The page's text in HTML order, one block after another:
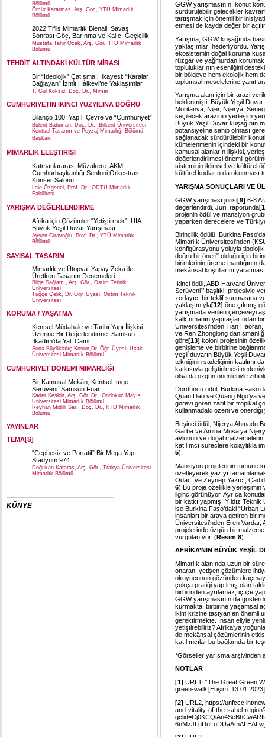
Bölümü
Ömür Kararmaz, Arş. Gör., YTÜ Mimarlık
Bölümü
2022 Tiflis Mimarlık Bienali: Savaş
Sonrası Göç, Barınma ve Kalıcı Geçicilik
Mustafa Tahir Ocak, Arş. Gör., İTÜ Mimarlık
Bölümü
TEHDİT ALTINDAKİ KÜLTÜR MİRASI
Bir “İdeolojik” Çatışma Hikayesi: “Karalar
Bağlayan” İzmit Halkevi’ne Yaklaşımlar
T. Gül Köksal, Doç. Dr., Mimar
CUMHURİYETİN İKİNCİ YÜZYILINA DOĞRU
Bilanço 100: Yapılı Çevre ve “Cumhuriyet”
Bülent Batuman, Doç. Dr., Bilkent Üniversitesi
Kentsel Tasarım ve Peyzaj Mimarlığı Bölümü
Başkanı
MİMARLIK ELEŞTİRİSİ
Katmanlararası Müzakere: AKM
Cumhurbaşkanlığı Senfoni Orkestrası
Konser Salonu
Lale Özgenel, Prof. Dr., ODTÜ Mimarlık
Fakültesi
YARIŞMA DEĞERLENDİRME
Afrika için Çözümler “Yetiştirmek”: UIA
Büyük Yeşil Duvar Yarışması
Ayşen Ciravoğlu, Prof. Dr., YTÜ Mimarlık
Bölümü
SAYISAL TASARIM
Mimarlık ve Ütopya: Yapay Zeka ile
Üretken Tasarım Denemeleri
Bilge Sağlam , Arş. Gör., Ostim Teknik
Üniversitesi
Tuğçe Çelik, Dr. Öğr. Üyesi, Ostim Teknik
Üniversitesi
KORUMA / YAŞATMA
Kentsel Müdahale ve Tarihî Yapı İlişkisi
Üzerine Bir Değerlendirme: Samsun
İlkadım’da Yalı Cami
Suna Büyükkılıç Koşun,Dr. Öğr. Üyesi, Uşak
Üniversitesi Mimarlık Bölümü
CUMHURİYET DÖNEMİ MİMARLIĞI
Bir Kamusal Mekân, Kentsel İmge
Serüveni: Samsun Fuarı
Kader Keskin, Arş. Gör. Dr., Ondokuz Mayıs
Üniversitesi Mimarlık Bölümü
Reyhan Midilli Sarı, Doç. Dr., KTÜ Mimarlık
Bölümü
YAYINLAR
TEMA[S]
“Cephesiz ve Portatif” Bir Mega Yapı:
Stadyum 974
Doğukan Karataş, Arş. Gör., Trakya Üniversitesi
Mimarlık Bölümü
KÜNYE
GGW yarışmasının, konut
sürdürülebilir gelecekler
tartışmak için önemli bir
etmesi de kayda değer bir
Yarışma, GGW kuşağında
yaklaşımları hedefliyordu.
ekosistemin doğal koruma
rüzgar ve yağmurdan
topluluklarının esenliğini
bir bölgeye hem ekolojik hem
toplumsal meselelerine yanıt
Yarışma alanı için bir arazi
beklenmişti. Büyük Yeşil
Moritanya, Nijer, Nijerya,
seçilecek arazinin yerleşim
Büyük Yeşil Duvar kuşağının
potansiyeline sahip olması
sağlanacak sürdürülebilir
kümelenmenin içindeki bir
kamusal alanların ilişkisi,
değerlendirilmesi önemli
sisteminin iklimsel ve kültürel
kültürel kodların da okunması
YARIŞMA SONUÇLARI VE
GGW yarışması jürisi[9] 6-8
değerlendirdi. Jüri, raporunda
projenin ödül ve mansiyon
yaparken derecelere ve
Birincilik ödülü, Burkina
Mimarlık Üniversitesi'nden
konfigürasyonu yoluyla
doğru bir öneri" olduğu için
birimlerinin üreme mantığının
mekânsal koşullarını
İkinci ödül, ABD Harvard
Serüveni”’ başlıklı projesiyle
zorlayıcı bir teklif sunmasına
yaklaşımıyla[12] öne çıkmış
yarışmada verilen çerçeveyi
kalkınmanın yapıtaşlarından
Üniversitesi’nden Tian
ve Ren Zhonglong
göre[13] koloni projesinin
genişleme ve birbirine
yeşil duvarın Büyük Yeşil
tekniğinin sadeliğinin katılımı
katkısıyla geliştirilmesi
olsa da özgün önerileriyle
Dördüncü ödül, Burkina
Quan Dao ve Quang Ngo’ya
görevi gören zarif bir tropikal
kullanmadaki özeni ve önerdiği
Beşinci ödül, Nijerya Ahmadu
Garba ve Amina Musa’ya
avlunun ve doğal malzemelerin
katılımcı süreçlere kolaylıkla
5)
Mansiyon projelerinin tümüne
özetleyerek yazıyı
Odacı ve Zeynep Yazıcı,
6) Bu proje özellikle yerleşimin
ilginç görünüyor. Ayrıca
bir katkı yapmış. Yıldız
ise Burkina Faso’daki “Urban
insanları bir araya getiren bir
Üniversitesi’nden Eren Vardar,
projelerinde özgün bir
vurgulanıyor. (Resim 8)
AFRİKA’NIN BÜYÜK YEŞİL
Mimarlık alanında uzun bir
onaran, yetişen çözümlere
okuyucunun gözünden
çokça pratiği yapılmış olan
birbirinden ayrılamaz, iç içe
GGW yarışmasının da
kurmakta, birbirine yaşamsal
ikim krizine taşıyan en önemli
gerektirmekte. İnsan eliyle
yetiştirebiliriz? Afrika’ya
de mekânsal çözümlerinin
katılımcılar bu bağlamda bir
*Görseller yarışma arşivinden
NOTLAR
[1] URL1. “The Great Green
green-wall/ [Erişim: 13.01.2023]
[2] URL2, https://unfccc.int/
and-vitality-of-the-sahel-